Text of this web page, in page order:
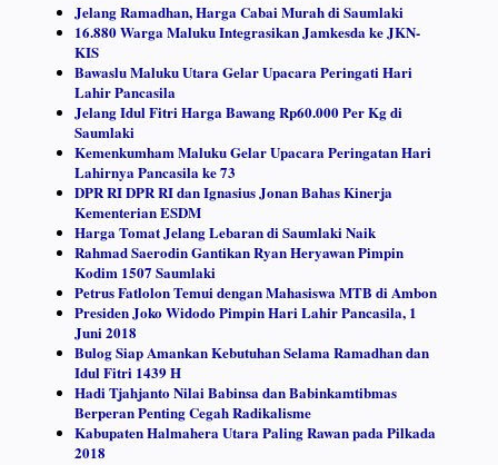
Jelang Ramadhan, Harga Cabai Murah di Saumlaki
16.880 Warga Maluku Integrasikan Jamkesda ke JKN-
KIS
Bawaslu Maluku Utara Gelar Upacara Peringati Hari
Lahir Pancasila
Jelang Idul Fitri Harga Bawang Rp60.000 Per Kg di
Saumlaki
Kemenkumham Maluku Gelar Upacara Peringatan Hari
Lahirnya Pancasila ke 73
DPR RI DPR RI dan Ignasius Jonan Bahas Kinerja
Kementerian ESDM
Harga Tomat Jelang Lebaran di Saumlaki Naik
Rahmad Saerodin Gantikan Ryan Heryawan Pimpin
Kodim 1507 Saumlaki
Petrus Fatlolon Temui dengan Mahasiswa MTB di Ambon
Presiden Joko Widodo Pimpin Hari Lahir Pancasila, 1
Juni 2018
Bulog Siap Amankan Kebutuhan Selama Ramadhan dan
Idul Fitri 1439 H
Hadi Tjahjanto Nilai Babinsa dan Babinkamtibmas
Berperan Penting Cegah Radikalisme
Kabupaten Halmahera Utara Paling Rawan pada Pilkada
2018